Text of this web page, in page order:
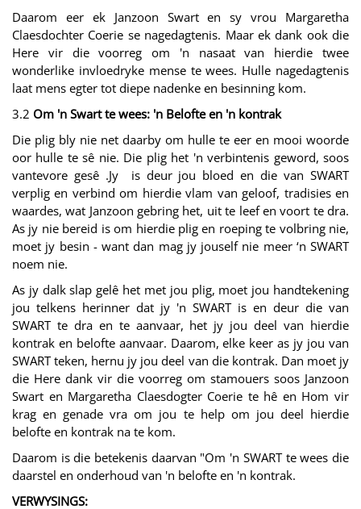
Daarom eer ek Janzoon Swart en sy vrou Margaretha
Claesdochter Coerie se nagedagtenis. Maar ek dank ook die
Here vir die voorreg om 'n nasaat van hierdie twee
wonderlike invloedryke mense te wees. Hulle nagedagtenis
laat mens egter tot diepe nadenke en besinning kom.
3.2 Om 'n Swart te wees: 'n Belofte en 'n kontrak
Die plig bly nie net daarby om hulle te eer en mooi woorde
oor hulle te sê nie. Die plig het 'n verbintenis geword, soos
vantevore gesê .Jy is deur jou bloed en die van SWART
verplig en verbind om hierdie vlam van geloof, tradisies en
waardes, wat Janzoon gebring het, uit te leef en voort te dra.
As jy nie bereid is om hierdie plig en roeping te volbring nie,
moet jy besin - want dan mag jy jouself nie meer ‘n SWART
noem nie.
As jy dalk slap gelê het met jou plig, moet jou handtekening
jou telkens herinner dat jy 'n SWART is en deur die van
SWART te dra en te aanvaar, het jy jou deel van hierdie
kontrak en belofte aanvaar. Daarom, elke keer as jy jou van
SWART teken, hernu jy jou deel van die kontrak. Dan moet jy
die Here dank vir die voorreg om stamouers soos Janzoon
Swart en Margaretha Claesdogter Coerie te hê en Hom vir
krag en genade vra om jou te help om jou deel hierdie
belofte en kontrak na te kom.
Daarom is die betekenis daarvan "Om 'n SWART te wees die
daarstel en onderhoud van 'n belofte en 'n kontrak.
VERWYSINGS: